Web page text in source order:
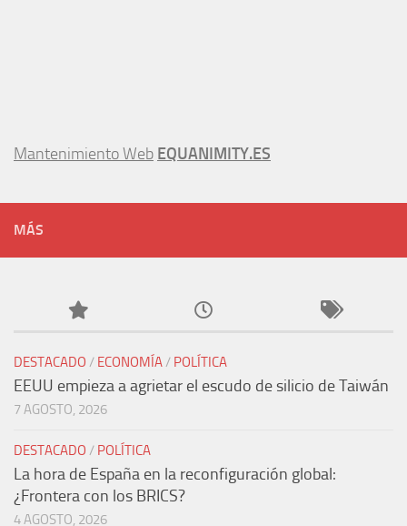
Mantenimiento Web EQUANIMITY.ES
MÁS
DESTACADO / ECONOMÍA/ POLÍTICA
EEUU empieza a agrietar el escudo de silicio de Taiwán
7 AGOSTO, 2026
DESTACADO / POLÍTICA
La hora de España en la reconfiguración global:
¿Frontera con los BRICS?
4 AGOSTO, 2026